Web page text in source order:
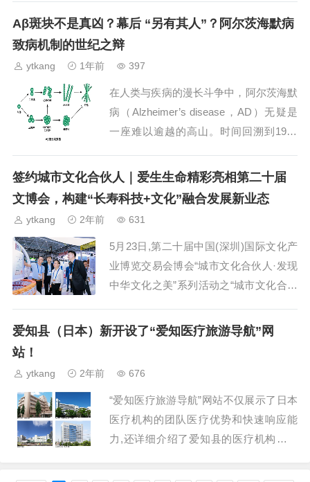
计上涨约40%,在天猫平台上,部分药房甚
至标出高达500...
Aβ斑块不是真凶？幕后 “另有其人”？阿尔茨海默病
致病机制的世纪之辩
ytkang 1年前 397
在人类与疾病的漫长斗争中，阿尔茨海默
病（Alzheimer’s disease，AD）无疑是
一座难以逾越的高山。时间回溯到1901
默医生接诊了一位举止异常的女性患者...
签约城市文化合伙人｜爱生生命精彩亮相第二十届
文博会，构建“长寿科技+文化”融合发展新业态
ytkang 2年前 631
5月23日,第二十届中国(深圳)国际文化产
业博览交易会博会“城市文化合伙人·发现
中华文化之美”系列活动之“城市文化合伙
合作签约仪式在深圳会展中心14 号馆14
爱知县（日本）新开设了“爱知医疗旅游导航”网
站！
ytkang 2年前 676
“爱知医疗旅游导航”网站不仅展示了日本
医疗机构的团队医疗优势和快速响应能
力,还详细介绍了爱知县的医疗机构。此
程”、“医疗居留签证发放流程”以及众多医